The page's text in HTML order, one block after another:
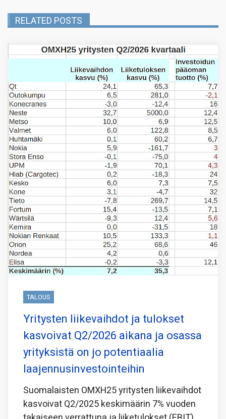
RELATED POSTS
TALOUS
Yritysten liikevaihdot ja tulokset
kasvoivat Q2/2026 aikana ja osassa
yrityksistä on jo potentiaalia
laajennusinvestointeihin
Suomalaisten OMXH25 yritysten liikevaihdot
kasvoivat Q2/2025 keskimäärin 7% vuoden